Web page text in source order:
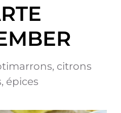
citrons
épices